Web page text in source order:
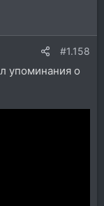
#1.158
упоминания о